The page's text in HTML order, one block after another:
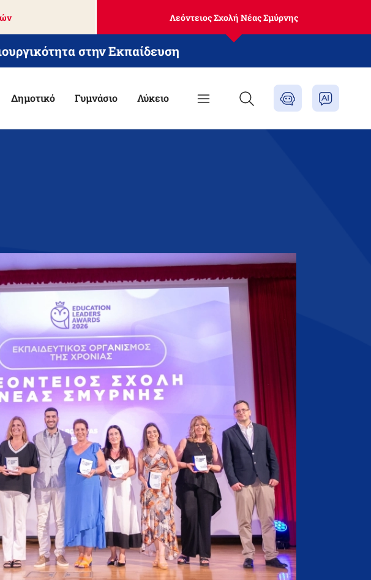
Λεόντειος Σχολή Νέας Σμύρνης
στην Εκπαίδευση
Δημοτικό Γυμνάσιο Λύκειο